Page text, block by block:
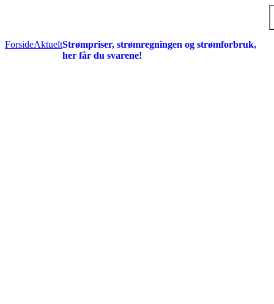
ForsideAktueltStrømpriser, strømregningen og strømforbruk,
her får du svarene!